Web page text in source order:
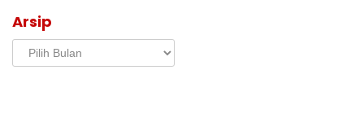
Arsip
Arsip